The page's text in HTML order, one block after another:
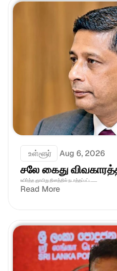
உள்ளூர் Aug 6, 2026
சலே கைது
உயிர்த்த ஞாயிறு தினத்தில் நடாத்தப்பட்ட......
Read More